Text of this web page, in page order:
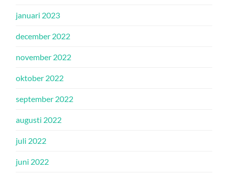
januari 2023
december 2022
november 2022
oktober 2022
september 2022
augusti 2022
juli 2022
juni 2022